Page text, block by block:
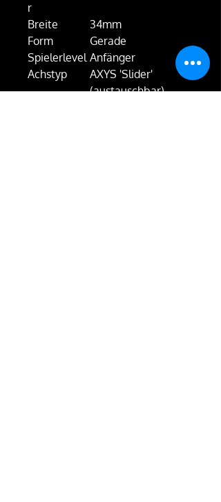
r
Breite
34mm
Form
Gerade
Spielerlevel Anfänger
Achstyp
AXYS 'Slider'
(austauschbar)